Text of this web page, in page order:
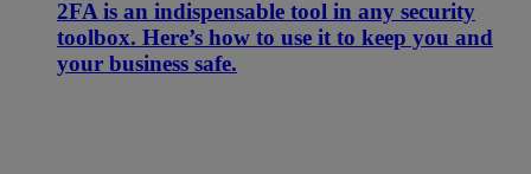
2FA is an indispensable tool in any security
toolbox. Here’s how to use it to keep you and
your business safe.